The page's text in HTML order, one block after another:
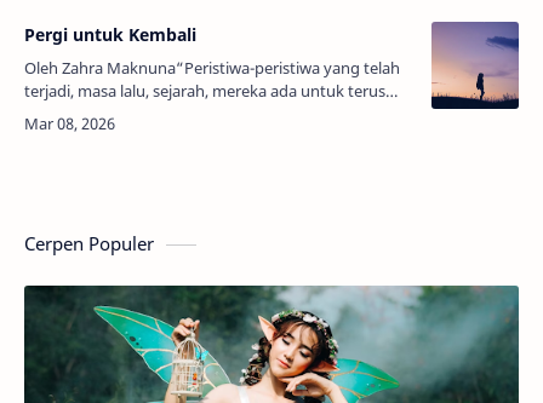
Pergi untuk Kembali
Oleh Zahra Maknuna“Peristiwa-peristiwa yang telah
terjadi, masa lalu, sejarah, mereka ada untuk terus
diingat dan direnungi. Agar dapat dijadikan pelajaran,
perbaikan saat hal pahi…
Cerpen Populer